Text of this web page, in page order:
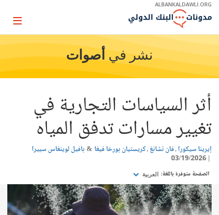
Skip
Main
ALBANKALDAWLI.ORG
Page
نشر في أصوات
أثر السياسات التجارية في
تغيير مسارات تدفق المياه
إيرينا سيكورا فان تشانغ كريستيان بورخا فيغا بافيل لوينغاس سييرا
03/19/2026
الصفحة متوفرة باللغة: العربية